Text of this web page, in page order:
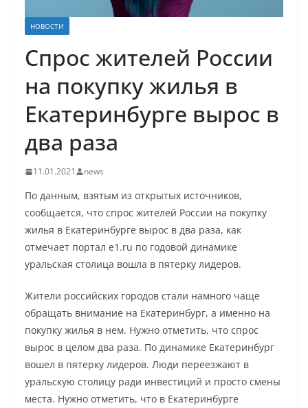
НОВОСТИ
Спрос жителей России
на покупку жилья в
Екатеринбурге вырос в
два раза
11.01.2021 news
По данным, взятым из открытых источников,
сообщается, что спрос жителей России на покупку
жилья в Екатеринбурге вырос в два раза, как
отмечает портал e1.ru по годовой динамике
уральская столица вошла в пятерку лидеров.
Жители российских городов стали намного чаще
обращать внимание на Екатеринбург, а именно на
покупку жилья в нем. Нужно отметить, что спрос
вырос в целом два раза. По динамике Екатеринбург
вошел в пятерку лидеров. Люди переезжают в
уральскую столицу ради инвестиций и просто смены
места. Нужно отметить, что в Екатеринбурге